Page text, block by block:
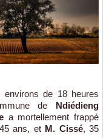
de 18 heures
de Ndiédieng
a mortellement frappé
ans, et M. Cissé, 35